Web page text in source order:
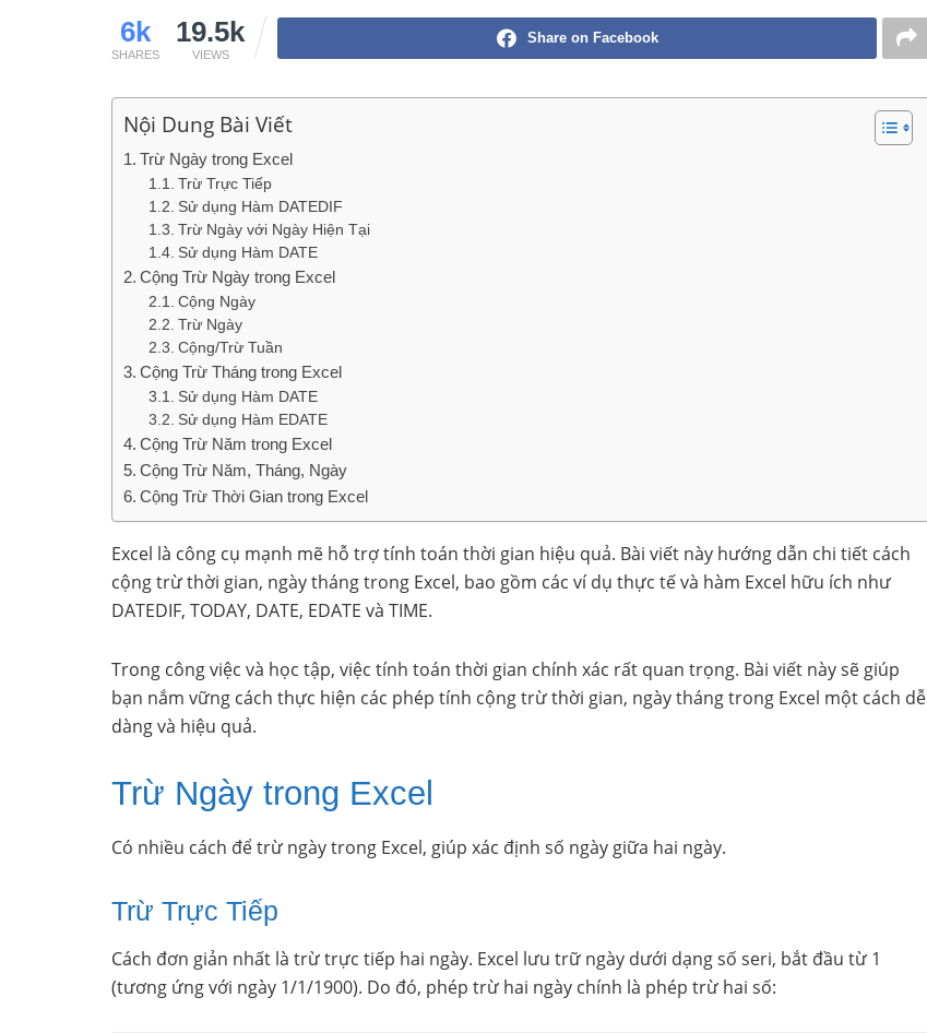
6k
SHARES
19.5k
VIEWS
Share on Facebook
Nội Dung Bài Viết
Trừ Ngày trong Excel
Trừ Trực Tiếp
Sử dụng Hàm DATEDIF
Trừ Ngày với Ngày Hiện Tại
Sử dụng Hàm DATE
Cộng Trừ Ngày trong Excel
Cộng Ngày
Trừ Ngày
Cộng/Trừ Tuần
Cộng Trừ Tháng trong Excel
Sử dụng Hàm DATE
Sử dụng Hàm EDATE
Cộng Trừ Năm trong Excel
Cộng Trừ Năm, Tháng, Ngày
Cộng Trừ Thời Gian trong Excel
Excel là công cụ mạnh mẽ hỗ trợ tính toán thời gian hiệu quả. Bài viết này hướng dẫn chi tiết cách
cộng trừ thời gian, ngày tháng trong Excel, bao gồm các ví dụ thực tế và hàm Excel hữu ích như
DATEDIF, TODAY, DATE, EDATE và TIME.
Trong công việc và học tập, việc tính toán thời gian chính xác rất quan trọng. Bài viết này sẽ giúp
bạn nắm vững cách thực hiện các phép tính cộng trừ thời gian, ngày tháng trong Excel một cách dễ
dàng và hiệu quả.
Trừ Ngày trong Excel
Có nhiều cách để trừ ngày trong Excel, giúp xác định số ngày giữa hai ngày.
Trừ Trực Tiếp
Cách đơn giản nhất là trừ trực tiếp hai ngày. Excel lưu trữ ngày dưới dạng số seri, bắt đầu từ 1
(tương ứng với ngày 1/1/1900). Do đó, phép trừ hai ngày chính là phép trừ hai số: